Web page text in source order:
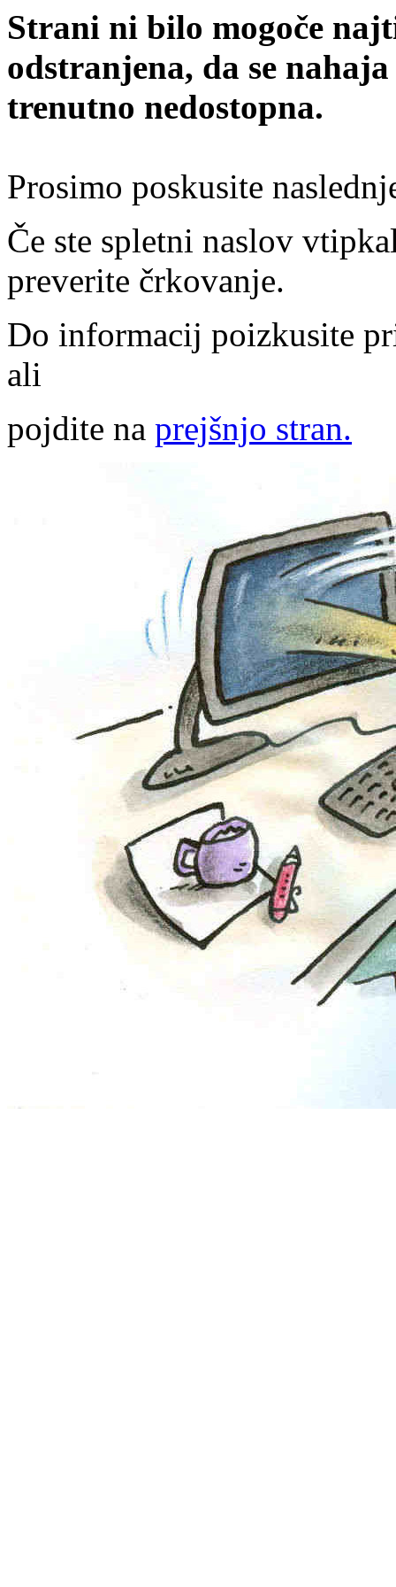
Strani ni bilo mogoče
odstranjena, da se
trenutno nedostopna.
Prosimo poskusite
Če ste spletni naslov
preverite črkovanje.
Do informacij poizkusite
ali
pojdite na prejšnjo stran.